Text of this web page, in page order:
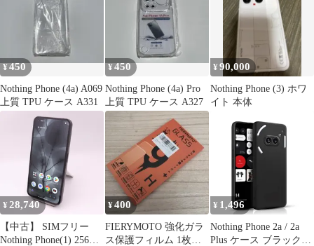
¥450
Nothing Phone (4a) A069
上質 TPU ケース A331
¥450
Nothing Phone (4a) Pro
上質 TPU ケース A327
¥90,000
Nothing Phone (3) ホワ
イト 本体
¥28,740
【中古】 SIMフリー
Nothing Phone(1) 256GB
¥400
FIERYMOTO 強化ガラ
ス保護フィルム 1枚
¥ 1,496
Nothing Phone 2a / 2a
Plus ケース ブラック極